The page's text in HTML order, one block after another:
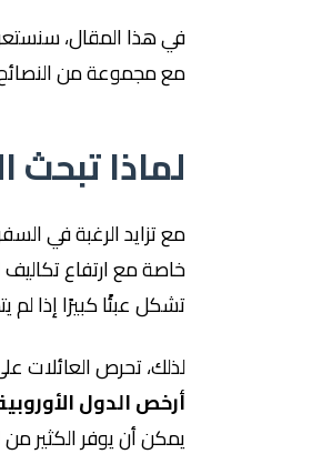
في هذا المقال،
مع مجموعة من النصائح
لماذا تبحث
مع تزايد الرغبة في
خاصة مع ارتفاع تكاليف
تشكل عبئًا كبيرًا إذا
لذلك، تحرص العائلات
أرخص الدول
يمكن أن يوفر الكثير